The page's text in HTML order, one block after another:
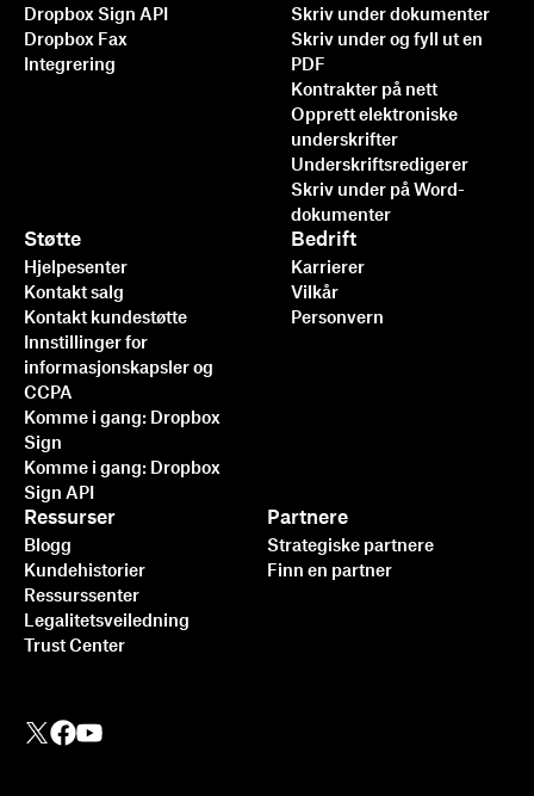
Dropbox Sign API
Dropbox Fax
Integrering
Skriv under dokumenter
Skriv under og fyll ut en
PDF
Kontrakter på nett
Opprett elektroniske
underskrifter
Underskriftsredigerer
Skriv under på Word-
dokumenter
Støtte
Hjelpesenter
Kontakt salg
Kontakt kundestøtte
Innstillinger for
informasjonskapsler og
CCPA
Komme i gang: Dropbox
Sign
Komme i gang: Dropbox
Sign API
Ressurser
Blogg
Kundehistorier
Ressurssenter
Legalitetsveiledning
Trust Center
Partnere
Strategiske partnere
Finn en partner
Bedrift
Karrierer
Vilkår
Personvern